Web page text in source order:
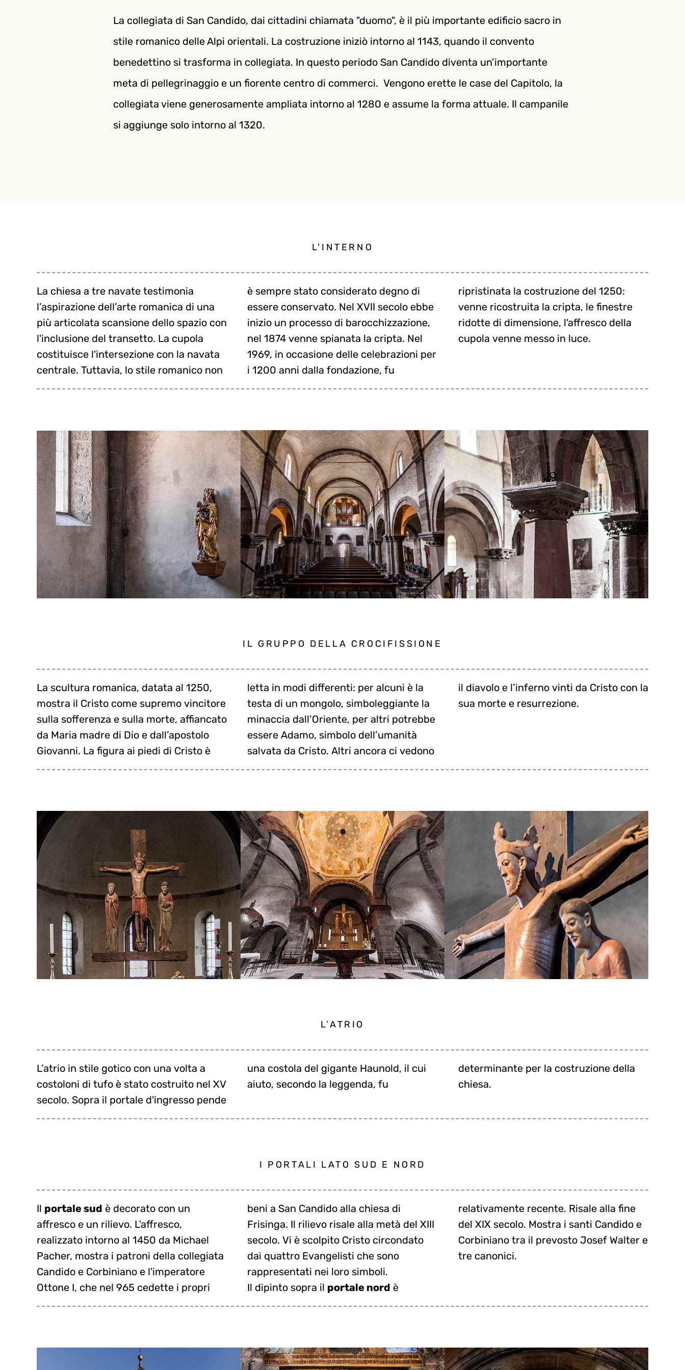
La collegiata di San Candido, dai cittadini chiamata "duomo", è il più importante edificio sacro in
stile romanico delle Alpi orientali. La costruzione iniziò intorno al 1143, quando il convento
benedettino si trasforma in collegiata. In questo periodo San Candido diventa un’importante
meta di pellegrinaggio e un fiorente centro di commerci. Vengono erette le case del Capitolo, la
collegiata viene generosamente ampliata intorno al 1280 e assume la forma attuale. Il campanile
si aggiunge solo intorno al 1320.
L'INTERNO
La chiesa a tre navate testimonia
l’aspirazione dell’arte romanica di una
più articolata scansione dello spazio con
l'inclusione del transetto. La cupola
costituisce l'intersezione con la navata
centrale. Tuttavia, lo stile romanico non
è sempre stato considerato degno di
essere conservato. Nel XVII secolo ebbe
inizio un processo di barocchizzazione,
nel 1874 venne spianata la cripta. Nel
1969, in occasione delle celebrazioni per
i 1200 anni dalla fondazione, fu
ripristinata la costruzione del 1250:
venne ricostruita la cripta, le finestre
ridotte di dimensione, l'affresco della
cupola venne messo in luce.
IL GRUPPO DELLA CROCIFISSIONE
La scultura romanica, datata al 1250,
mostra il Cristo come supremo vincitore
sulla sofferenza e sulla morte, affiancato
da Maria madre di Dio e dall’apostolo
Giovanni. La figura ai piedi di Cristo è
letta in modi differenti: per alcuni è la
testa di un mongolo, simboleggiante la
minaccia dall’Oriente, per altri potrebbe
essere Adamo, simbolo dell’umanità
salvata da Cristo. Altri ancora ci vedono
il diavolo e l’inferno vinti da Cristo con la
sua morte e resurrezione.
L’ATRIO
L’atrio in stile gotico con una volta a
costoloni di tufo è stato costruito nel XV
secolo. Sopra il portale d'ingresso pende
una costola del gigante Haunold, il cui
aiuto, secondo la leggenda, fu
determinante per la costruzione della
chiesa.
I PORTALI LATO SUD E NORD
Il portale sud è decorato con un
affresco e un rilievo. L'affresco,
realizzato intorno al 1450 da Michael
Pacher, mostra i patroni della collegiata
Candido e Corbiniano e l'imperatore
Ottone I, che nel 965 cedette i propri
beni a San Candido alla chiesa di
Frisinga. Il rilievo risale alla metà del XIII
secolo. Vi è scolpito Cristo circondato
dai quattro Evangelisti che sono
rappresentati nei loro simboli.
Il dipinto sopra il portale nord è
relativamente recente. Risale alla fine
del XIX secolo. Mostra i santi Candido e
Corbiniano tra il prevosto Josef Walter e
tre canonici.